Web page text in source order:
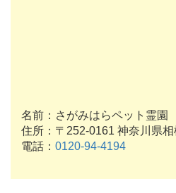
名前：さがみはらペット霊園
住所：〒252-0161 神奈川県
電話： 0120-94-4194